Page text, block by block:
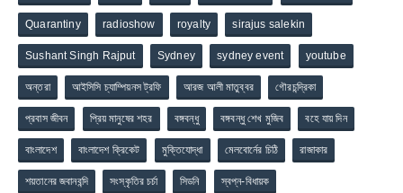
Quarantiny radioshow royalty sirajus salekin
Sushant Singh Rajput Sydney sydney event youtube
অন্তরা আইসিসি চ্যাম্পিয়নস ট্রফি আরজ আলী মাতুব্বর গৌরচন্দ্রিকা
প্রবাস জীবন প্রিয় মানুষের শহর বঙ্গবন্ধু বঙ্গবন্ধু শেখ মুজিব বহে যায় দিন
বাংলাদেশ বাংলাদেশ ক্রিকেট মুক্তিযোদ্ধা মেলবোর্নের চিঠি রাজাকার
শয়তানের জবানবন্দি সংস্কৃতির চর্চা সিডনি স্বপ্ন-বিধায়ক